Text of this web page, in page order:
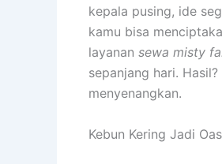
kepala pusing, ide
kamu bisa
layanan sewa misty
sepanjang hari.
menyenangkan.
Kebun Kering Jadi